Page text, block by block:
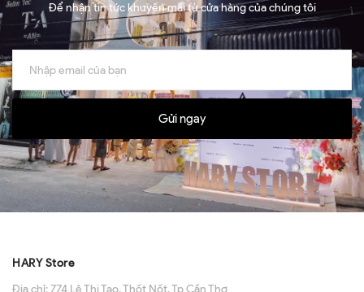
Để nhận tin tức khuyến mãi từ cửa hàng của chúng tôi
Gửi ngay
HARY Store